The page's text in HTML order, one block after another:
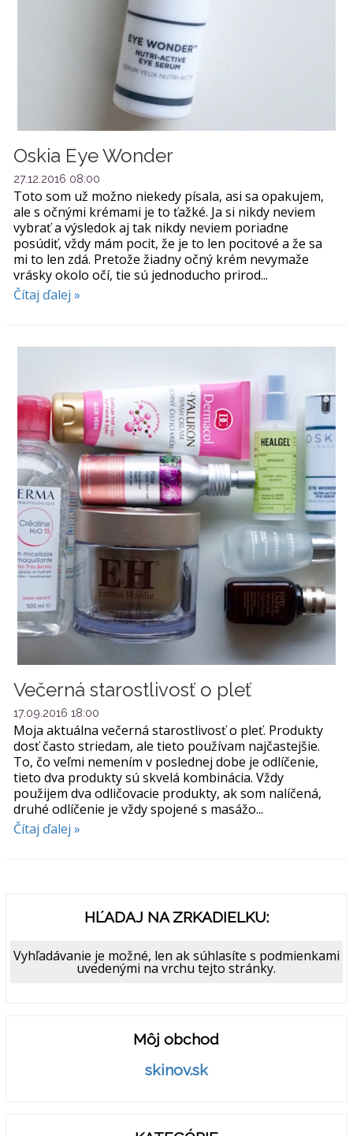
Oskia Eye Wonder
27.12.2016 08:00
Toto som už možno niekedy písala, asi sa opakujem,
ale s očnými krémami je to ťažké. Ja si nikdy neviem
vybrať a výsledok aj tak nikdy neviem poriadne
posúdiť, vždy mám pocit, že je to len pocitové a že sa
mi to len zdá. Pretože žiadny očný krém nevymaže
vrásky okolo očí, tie sú jednoducho prirod...
Čítaj ďalej »
Večerná starostlivosť o pleť
17.09.2016 18:00
Moja aktuálna večerná starostlivosť o pleť. Produkty
dosť často striedam, ale tieto používam najčastejšie.
To, čo veľmi nemením v poslednej dobe je odlíčenie,
tieto dva produkty sú skvelá kombinácia. Vždy
použijem dva odličovacie produkty, ak som nalíčená,
druhé odlíčenie je vždy spojené s masážo...
Čítaj ďalej »
HĽADAJ NA ZRKADIELKU:
Vyhľadávanie je možné, len ak súhlasíte s podmienkami
uvedenými na vrchu tejto stránky.
Môj obchod
skinov.sk